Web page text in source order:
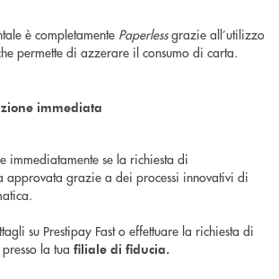
è completamente Paperlessgrazie all’utilizzo
permette di azzerare il consumo di carta.
immediata
immediatamente se la richiesta di
approvata grazie a dei processi innovativi di
su Prestipay Fast o effettuare la richiesta di
la tua filiale di fiducia.